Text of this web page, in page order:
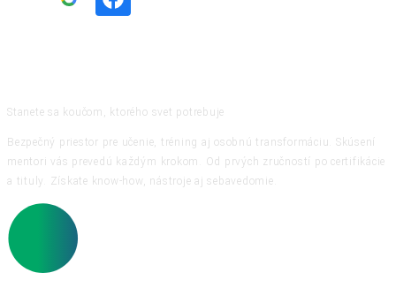
Stanete sa koučom, ktorého svet potrebuje
Bezpečný priestor pre učenie, tréning aj osobnú transformáciu. Skúsení
mentori vás prevedú každým krokom. Od prvých zručností po certifikácie
a tituly. Získate know-how, nástroje aj sebavedomie.